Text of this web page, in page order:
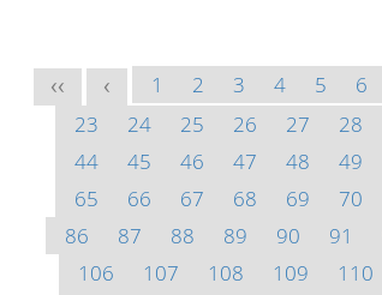
<< < 1 2 3 4 5 6
23
24 25 26 27 28
44
45 46 47 48 49
65
66 67 68 69 70
86
87 88 89 90 91
106
107 108 109 110